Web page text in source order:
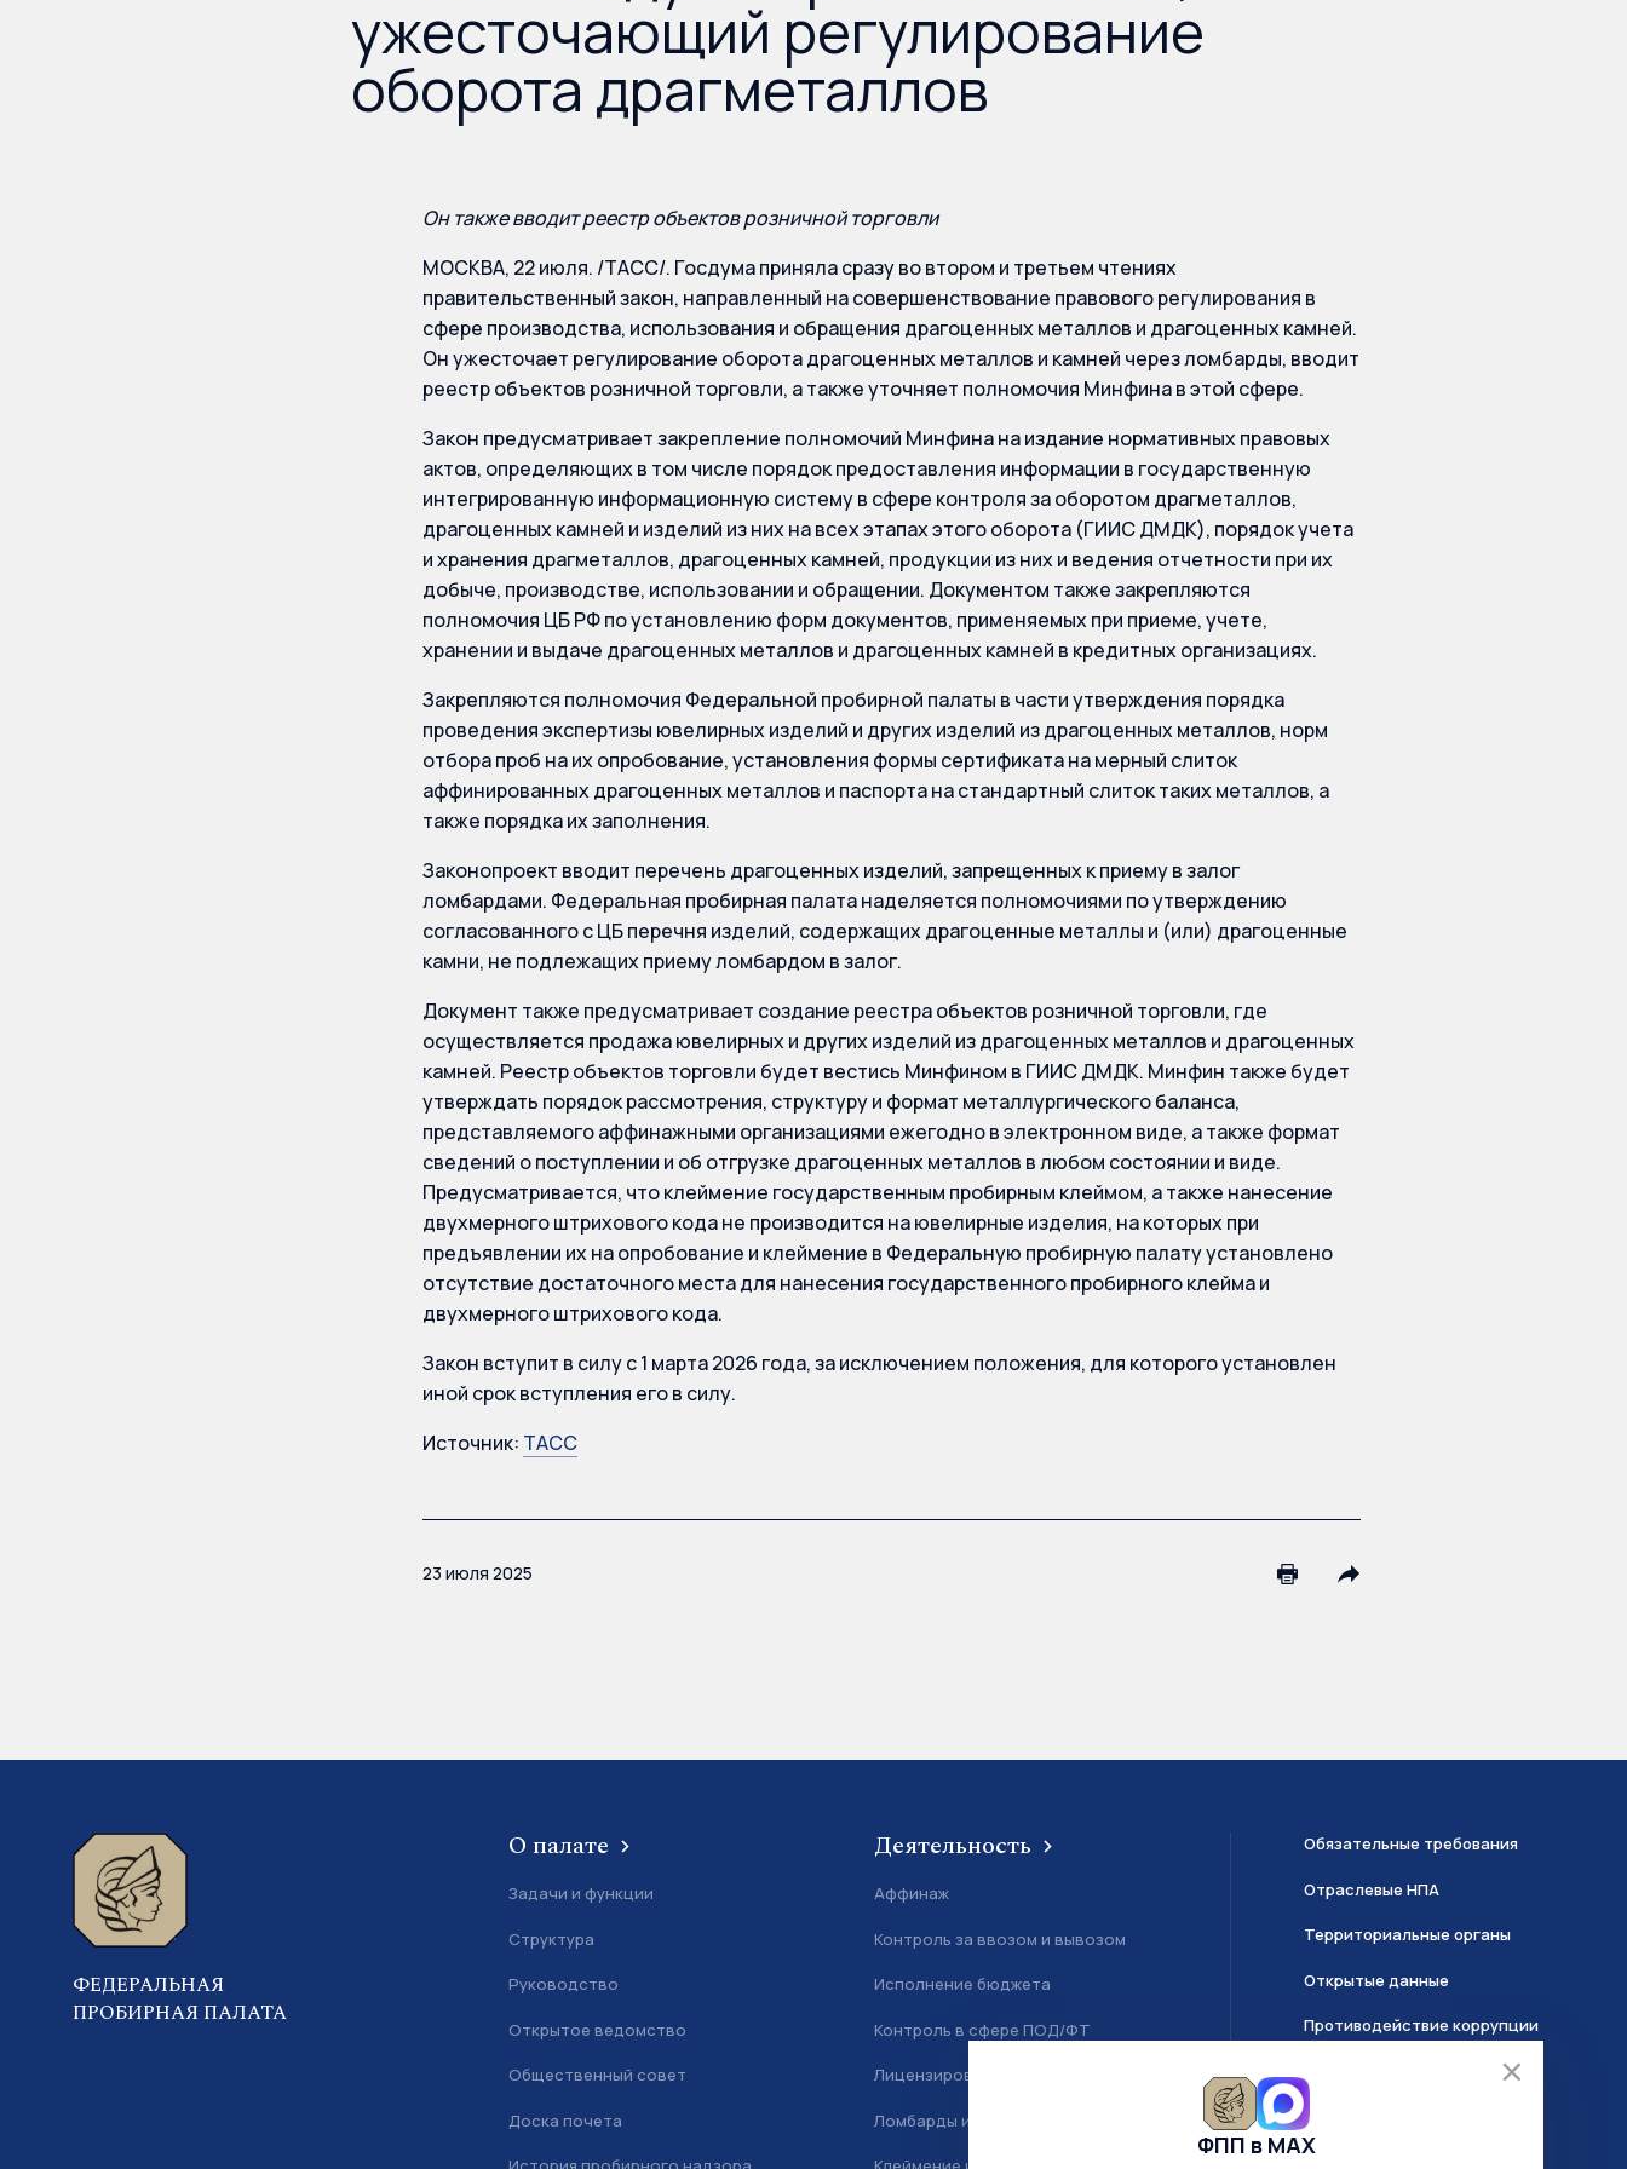
ужесточающий регулирование
оборота драгметаллов
Он также вводит реестр объектов розничной торговли
МОСКВА, 22 июля. /ТАСС/. Госдума приняла сразу во втором и третьем чтениях
правительственный закон, направленный на совершенствование правового регулирования в
сфере производства, использования и обращения драгоценных металлов и драгоценных камней.
Он ужесточает регулирование оборота драгоценных металлов и камней через ломбарды, вводит
реестр объектов розничной торговли, а также уточняет полномочия Минфина в этой сфере.
Закон предусматривает закрепление полномочий Минфина на издание нормативных правовых
актов, определяющих в том числе порядок предоставления информации в государственную
интегрированную информационную систему в сфере контроля за оборотом драгметаллов,
драгоценных камней и изделий из них на всех этапах этого оборота (ГИИС ДМДК), порядок учета
и хранения драгметаллов, драгоценных камней, продукции из них и ведения отчетности при их
добыче, производстве, использовании и обращении. Документом также закрепляются
полномочия ЦБ РФ по установлению форм документов, применяемых при приеме, учете,
хранении и выдаче драгоценных металлов и драгоценных камней в кредитных организациях.
Закрепляются полномочия Федеральной пробирной палаты в части утверждения порядка
проведения экспертизы ювелирных изделий и других изделий из драгоценных металлов, норм
отбора проб на их опробование, установления формы сертификата на мерный слиток
аффинированных драгоценных металлов и паспорта на стандартный слиток таких металлов, а
также порядка их заполнения.
Законопроект вводит перечень драгоценных изделий, запрещенных к приему в залог
ломбардами. Федеральная пробирная палата наделяется полномочиями по утверждению
согласованного с ЦБ перечня изделий, содержащих драгоценные металлы и (или) драгоценные
камни, не подлежащих приему ломбардом в залог.
Документ также предусматривает создание реестра объектов розничной торговли, где
осуществляется продажа ювелирных и других изделий из драгоценных металлов и драгоценных
камней. Реестр объектов торговли будет вестись Минфином в ГИИС ДМДК. Минфин также будет
утверждать порядок рассмотрения, структуру и формат металлургического баланса,
представляемого аффинажными организациями ежегодно в электронном виде, а также формат
сведений о поступлении и об отгрузке драгоценных металлов в любом состоянии и виде.
Предусматривается, что клеймение государственным пробирным клеймом, а также нанесение
двухмерного штрихового кода не производится на ювелирные изделия, на которых при
предъявлении их на опробование и клеймение в Федеральную пробирную палату установлено
отсутствие достаточного места для нанесения государственного пробирного клейма и
двухмерного штрихового кода.
Закон вступит в силу с 1 марта 2026 года, за исключением положения, для которого установлен
иной срок вступления его в силу.
Источник: ТАСС
23 июля 2025
ФЕДЕРАЛЬНАЯ
ПРОБИРНАЯ ПАЛАТА
О палате
Задачи и функции
Структура
Руководство
Открытое ведомство
Общественный совет
Доска почета
Деятельность
Аффинаж
Контроль за ввозом и вывозом
Исполнение бюджета
Контроль в сфере ПОД/ФТ
Лицензирование
Ломбарды и скупка
Обязательные требования
Отраслевые НПА
Территориальные органы
Открытые данные
Противодействие коррупции
О системе ГИИС ДМДК
ФПП в МАХ